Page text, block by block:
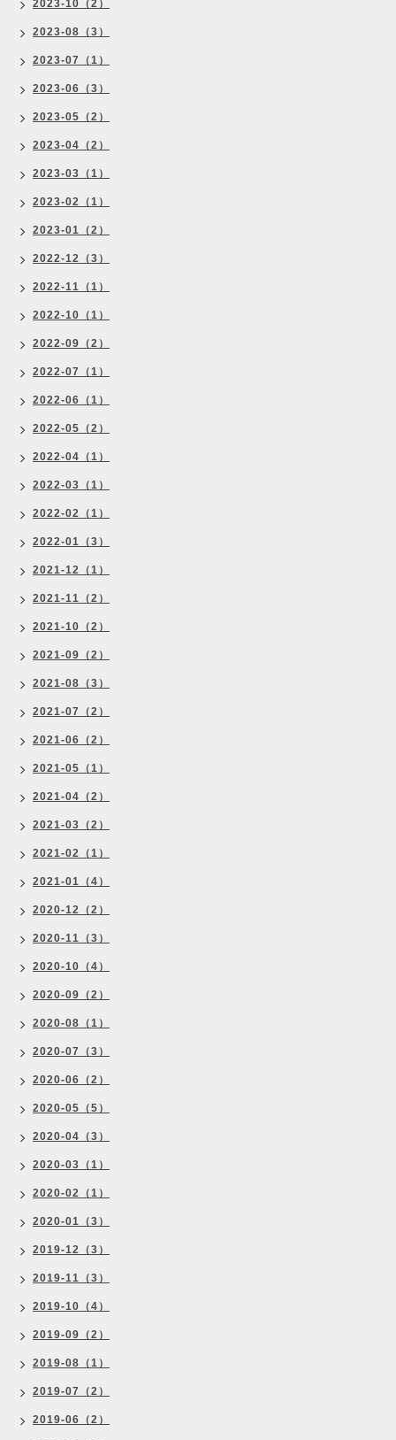
2023-10（2）
2023-08（3）
2023-07（1）
2023-06（3）
2023-05（2）
2023-04（2）
2023-03（1）
2023-02（1）
2023-01（2）
2022-12（3）
2022-11（1）
2022-10（1）
2022-09（2）
2022-07（1）
2022-06（1）
2022-05（2）
2022-04（1）
2022-03（1）
2022-02（1）
2022-01（3）
2021-12（1）
2021-11（2）
2021-10（2）
2021-09（2）
2021-08（3）
2021-07（2）
2021-06（2）
2021-05（1）
2021-04（2）
2021-03（2）
2021-02（1）
2021-01（4）
2020-12（2）
2020-11（3）
2020-10（4）
2020-09（2）
2020-08（1）
2020-07（3）
2020-06（2）
2020-05（5）
2020-04（3）
2020-03（1）
2020-02（1）
2020-01（3）
2019-12（3）
2019-11（3）
2019-10（4）
2019-09（2）
2019-08（1）
2019-07（2）
2019-06（2）